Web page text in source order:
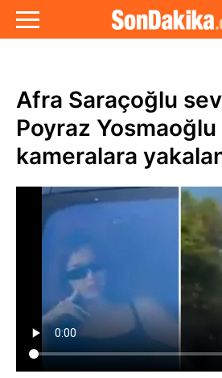
Afra Saraçoğlu
Poyraz Yosmaoğlu
kameralara